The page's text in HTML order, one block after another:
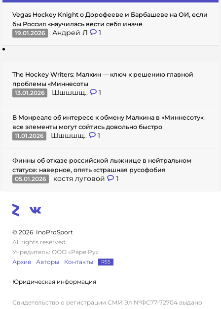
Vegas Hockey Knight о Дорофееве и Барбашеве на ОИ, если
бы Россия «научилась вести себя иначе
19.01.2026
Андрей Л 1
The Hockey Writers: Малкин — ключ к решению главной
проблемы «Миннесоты
13.01.2026
Шшшшщ.. 1
В Монреале об интересе к обмену Малкина в «Миннесоту»:
все элементы могут сойтись довольно быстро
11.01.2026
Шшшшщ.. 1
Финны об отказе российской лыжнице в нейтральном
статусе: наверное, опять «страшная русофобия
05.01.2026
костя луговой 1
© 2026. InoProSport
All rights reserved.
Учредитель: ООО «Раре.Ру»
Архив
Авторы Контакты RSS
Юридическая информация
Свидетельство о регистрации СМИ Эл №ФС77-72704 выдано